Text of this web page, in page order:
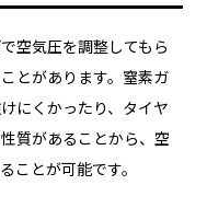
空気圧を調整してもら
とがあります。窒素ガ
にくかったり、タイヤ
質があることから、空
ことが可能です。